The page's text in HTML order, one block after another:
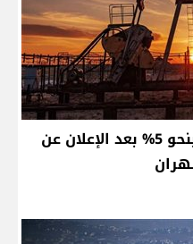
سعر برميل النفط ينخفض بنحو 5% بعد الإعلان عن